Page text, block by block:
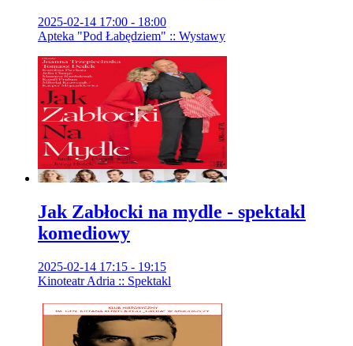
2025-02-14 17:00 - 18:00
Apteka "Pod Łabędziem" :: Wystawy
Jak Zabłocki na mydle - spektakl
komediowy
2025-02-14 17:15 - 19:15
Kinoteatr Adria :: Spektakl